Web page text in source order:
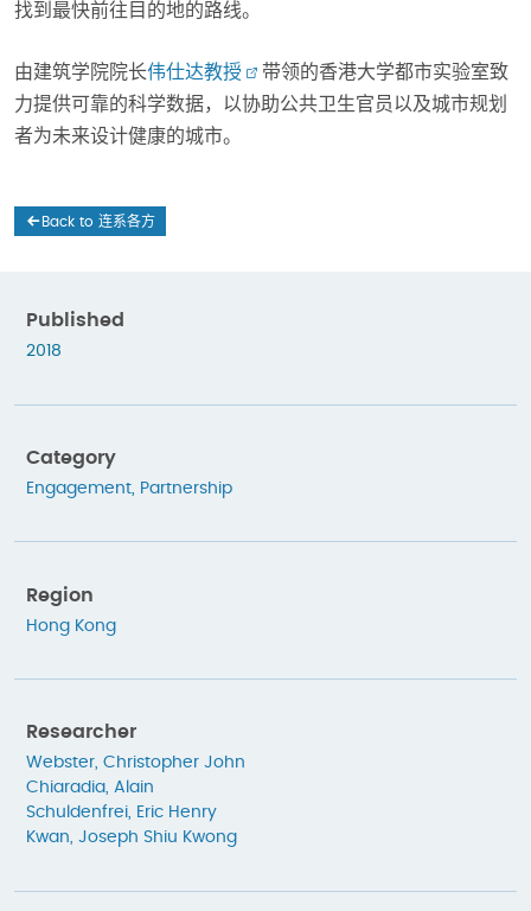
找到最快前往目的地的路线。
由建筑学院院长伟仕达教授
带领的香港大学都市实验室致
力提供可靠的科学数据，以协助公共卫生官员以及城市规划
者为未来设计健康的城市。
Back to 连系各方
Published
2018
Category
Engagement, Partnership
Region
Hong Kong
Researcher
Webster, Christopher John
Chiaradia, Alain
Schuldenfrei, Eric Henry
Kwan, Joseph Shiu Kwong